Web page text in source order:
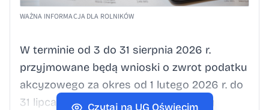
WAŻNA INFORMACJA DLA ROLNIKÓW
W terminie od 3 do 31 sierpnia 2026 r.
przyjmowane będą wnioski o zwrot podatku
akcyzowego za okres od 1 lutego 2026 r. do
31 lipca 2026 r. Obowiązkowy Krajowy